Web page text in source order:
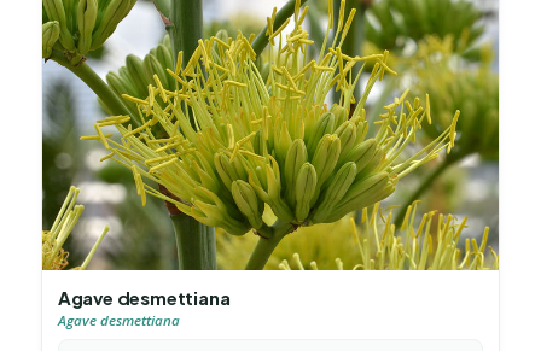
Agave desmettiana
Agave desmettiana